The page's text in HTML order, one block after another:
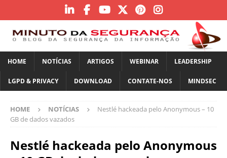
HOME NOTÍCIAS ARTIGOS WEBINAR LEADERSHIP
LGPD & PRIVACY DOWNLOAD CONTATE-NOS MINDSEC
HOME NOTÍCIAS
Nestlé hackeada pelo Anonymous – 10
GB de dados vazados
Nestlé hackeada pelo Anonymous